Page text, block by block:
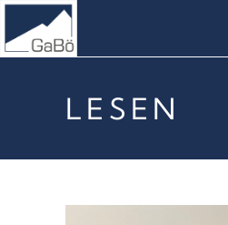
LESEN